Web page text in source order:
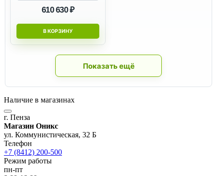
610 630 ₽
В КОРЗИНУ
Показать ещё
Наличие в магазинах
г. Пенза
Магазин Оникс
ул. Коммунистическая, 32 Б
Телефон
+7 (8412) 200-500
Режим работы
пн-пт